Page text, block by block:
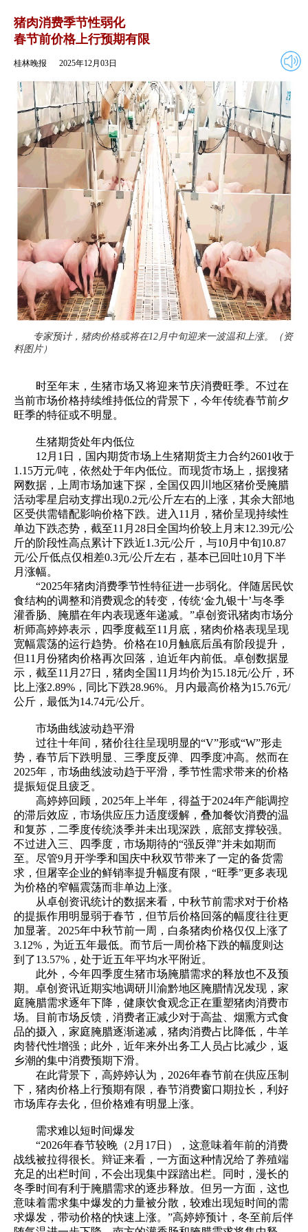
2025年12月03日
猪肉消费季节性弱化
春节前价格上行预期有限
桂林晚报 2025年12月03日
专家预计，猪肉价格或将在12月中旬迎来一波温和上涨。（资
料图片）
时至年末，生猪市场又将迎来节庆消费旺季。不过在
当前市场价格持续维持低位的背景下，今年传统春节前夕
旺季的特征或不明显。
生猪期货处年内低位
12月1日，国内期货市场上生猪期货主力合约2601收于
1.15万元/吨，依然处于年内低位。而现货市场上，据搜猪
网数据，上周市场加速下探，全国仅四川地区猪价受腌腊
活动零星启动支撑出现0.2元/公斤左右的上涨，其余大部地
区受供需错配影响价格下跌。进入11月，猪价呈现持续性
单边下跌态势，截至11月28日全国均价较上月末12.39元/公
斤的阶段性高点累计下跌近1.3元/公斤，与10月中旬10.87
元/公斤低点仅相差0.3元/公斤左右，基本已回吐10月下半
月涨幅。
“2025年猪肉消费季节性特征进一步弱化。伴随居民饮
食结构的调整和消费观念的转变，传统‘金九银十’与冬季
灌香肠、腌腊在年内表现逐年递减。”卓创资讯猪肉市场分
析师高婷婷表示，四季度截至11月底，猪肉价格表现呈现
宽幅震荡的运行趋势。价格在10月触底后虽有阶段提升，
但11月份猪肉价格再次回落，迫近年内前低。卓创数据显
示，截至11月27日，猪肉全国11月均价为15.18元/公斤，环
比上涨2.89%，同比下跌28.96%。月内最高价格为15.76元/
公斤，最低为14.74元/公斤。
市场曲线波动趋平滑
过往十年间，猪价往往呈现明显的“V”形或“W”形走
势，春节后下跌明显、三季度反弹、四季度冲高。然而在
2025年，市场曲线波动趋于平滑，季节性需求带来的价格
提振短促且疲乏。
高婷婷回顾，2025年上半年，得益于2024年产能调控
的滞后效应，市场供应压力适度缓解，叠加餐饮消费的温
和复苏，二季度传统淡季并未出现深跌，底部支撑较强。
不过进入三、四季度，市场期待的“强反弹”并未如期而
至。尽管9月开学季和国庆中秋双节带来了一定的备货需
求，但屠宰企业的鲜销率提升幅度有限，“旺季”更多表现
为价格的窄幅震荡而非单边上涨。
从卓创资讯统计的数据来看，中秋节前需求对于价格
的提振作用明显弱于春节，但节后价格回落的幅度往往更
加显著。2025年中秋节前一周，白条猪肉价格仅仅上涨了
3.12%，为近五年最低。而节后一周价格下跌的幅度则达
到了13.57%，处于近五年平均水平附近。
此外，今年四季度生猪市场腌腊需求的释放也不及预
期。卓创资讯近期实地调研川渝黔地区腌腊情况发现，家
庭腌腊需求逐年下降，健康饮食观念正在重塑猪肉消费市
场。目前市场反馈，消费者正减少对于高盐、烟熏方式食
品的摄入，家庭腌腊逐渐递减，猪肉消费占比降低，牛羊
肉替代性增强；此外，近年来外出务工人员占比减少，返
乡潮的集中消费预期下滑。
在此背景下，高婷婷认为，2026年春节前在供应压制
下，猪肉价格上行预期有限，春节消费窗口期拉长，利好
市场库存去化，但价格难有明显上涨。
需求难以短时间爆发
“2026年春节较晚（2月17日），这意味着年前的消费
战线被拉得很长。辩证来看，一方面这种情况给了养殖端
充足的出栏时间，不会出现集中踩踏出栏。同时，漫长的
冬季时间有利于腌腊需求的逐步释放。但另一方面，这也
意味着需求集中爆发的力量被分散，较难出现短时间的需
求爆发，带动价格的快速上涨。”高婷婷预计，冬至前后伴